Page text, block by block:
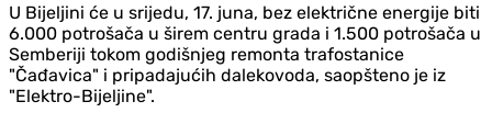
U Bijeljini će u srijedu, 17. juna, bez električne energije biti
6.000 potrošača u širem centru grada i 1.500 potrošača u
Semberiji tokom godišnjeg remonta trafostanice
"Čađavica" i pripadajućih dalekovoda, saopšteno je iz
"Elektro-Bijeljine".